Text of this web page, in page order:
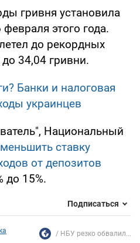
гривня установила
этого года.
до рекордных
34,04 гривни.
Банки и налоговая
украинцев
Национальный
ставку
от депозитов
до 15%.
Подписаться
НБУ резко обвалил...